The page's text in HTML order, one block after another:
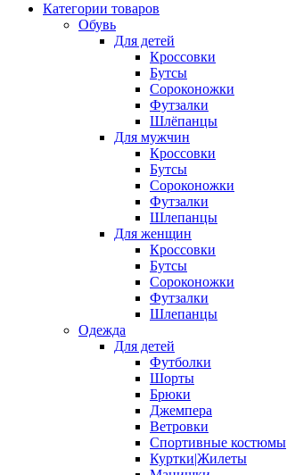
Категории товаров
Обувь
Для детей
Кроссовки
Бутсы
Сороконожки
Футзалки
Шлёпанцы
Для мужчин
Кроссовки
Бутсы
Сороконожки
Футзалки
Шлепанцы
Для женщин
Кроссовки
Бутсы
Сороконожки
Футзалки
Шлепанцы
Одежда
Для детей
Футболки
Шорты
Брюки
Джемпера
Ветровки
Спортивные костюмы
Куртки|Жилеты